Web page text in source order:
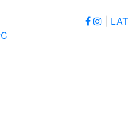
LAT